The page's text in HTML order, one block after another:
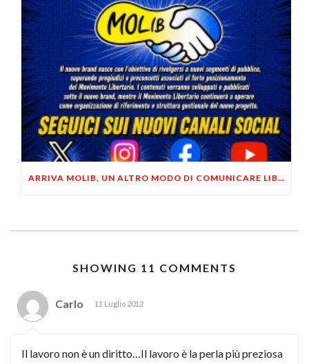
ARRIVA MOLIB, UN ALTRO MODO DI COMUNICARE LIBERTARIO
SHOWING 11 COMMENTS
Carlo 11 Luglio 2012
Il lavoro non è un diritto…Il lavoro è la perla più preziosa